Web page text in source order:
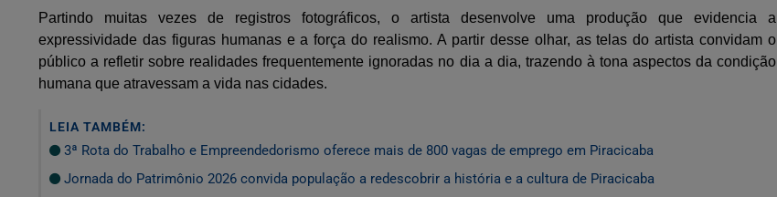
Partindo muitas vezes de registros fotográficos, o artista desenvolve uma produção que evidencia a
expressividade das figuras humanas e a força do realismo. A partir desse olhar, as telas do artista convidam o
público a refletir sobre realidades frequentemente ignoradas no dia a dia, trazendo à tona aspectos da condição
humana que atravessam a vida nas cidades.
LEIA TAMBÉM:
3ª Rota do Trabalho e Empreendedorismo oferece mais de 800 vagas de emprego em Piracicaba
Jornada do Patrimônio 2026 convida população a redescobrir a história e a cultura de Piracicaba